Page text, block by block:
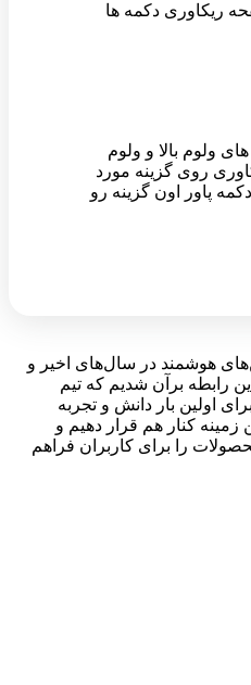
ریکاوری دکمه ها
های ولوم بالا و ولوم
روی گزینه مورد
پاور اون گزینه رو
هوشمند در سال‌های اخیر و
رابطه برآن شدیم که تیم
اولین بار دانش و تجربه
کنار هم قرار دهیم و
را برای کاربران فراهم